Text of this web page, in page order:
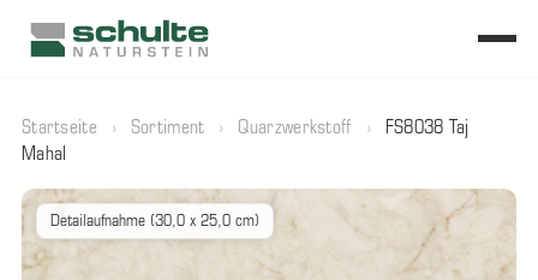
Startseite › Sortiment › Quarzwerkstoff ›
FS8038 Taj
Mahal
Detailaufnahme (30,0 x 25,0 cm)